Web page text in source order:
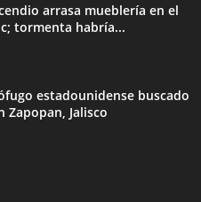
arrasa mueblería en el
tormenta habría...
estadounidense buscado
Jalisco